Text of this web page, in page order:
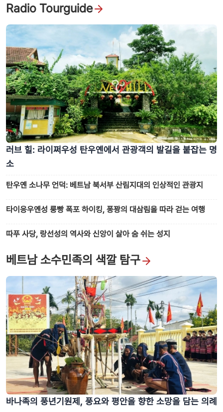
Radio Tourguide
러브 힐: 라이쩌우성 탄우옌에서 관광객의 발길을 붙잡는 명
소
탄우옌 소나무 언덕: 베트남 북서부 산림지대의 인상적인 관광지
타이응우옌성 룽빵 폭포 하이킹, 퐁꽝의 대삼림을 따라 걷는 여행
따푸 사당, 랑선성의 역사와 신앙이 살아 숨 쉬는 성지
베트남 소수민족의 색깔 탐구
바나족의 풍년기원제, 풍요와 평안을 향한 소망을 담는 의례